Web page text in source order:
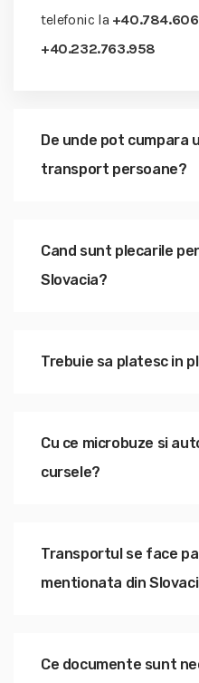
telefonic la
+40.232.763.958
De unde pot cumpara
transport persoane?
Cand sunt plecarile
Slovacia?
Trebuie sa platesc in
Cu ce microbuze si
cursele?
Transportul se face
mentionata din
Ce documente sunt